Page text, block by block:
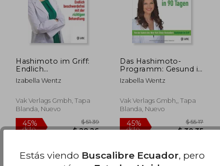
40%
dcto. $ 38.03
40%
dcto.
Hashimoto im Griff:
Endlich
Beschwerdefrei mit
der Richtigen
Alemán)
Izabella Wentz
Vak Verlags Gmbh, Tapa
Blanda, Nuevo
Das Hashimoto-
Programm: Gesund in
90 Tagen (en
Alemán)
Izabella Wentz
Vak Verlags Gmbh,, Tapa
Blanda, Nuevo
Estás viendo Buscalibre Ecuador, pero